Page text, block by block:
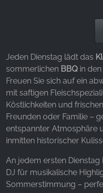
Jeden Dienstag lädt das
sommerlichen BBQ in
Freuen Sie sich auf ein
mit saftigen
Köstlichkeiten und
Freunden oder Familie –
entspannter Atmosphäre
inmitten historischer
An jedem ersten
DJ für musikalische
Sommerstimmung –
Pazarlama çerezleri
Bunu, web siteleri
Facebook Pixel
Name:
_fbp, fr, _fbq, fbq
Provider:
Facebook Ireland
Reklam ölçümü ve
Cookie duration:
3 ay - 1 yıl